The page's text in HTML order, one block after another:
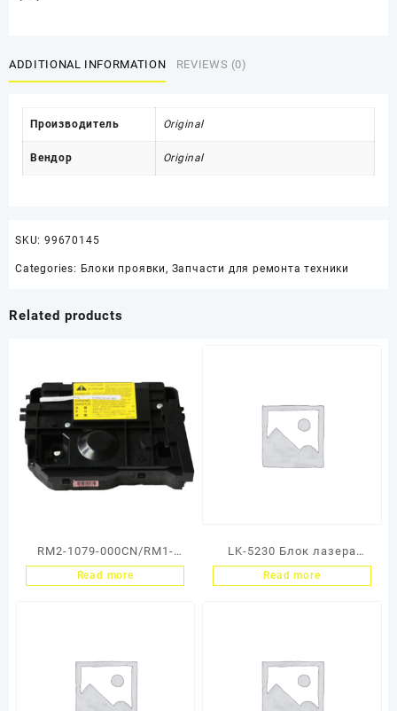
ADDITIONAL INFORMATION REVIEWS (0)
Производитель Original
Вендор Original
SKU: 99670145
Categories: Блоки проявки, Запчасти для ремонта техники
Related products
RM2-1079-000CN/RM1-
9135 Лазер в сборе LJ Pro
Read more
LK-5230 Блок лазера
(Тех.упак.) Kyocera
Read more